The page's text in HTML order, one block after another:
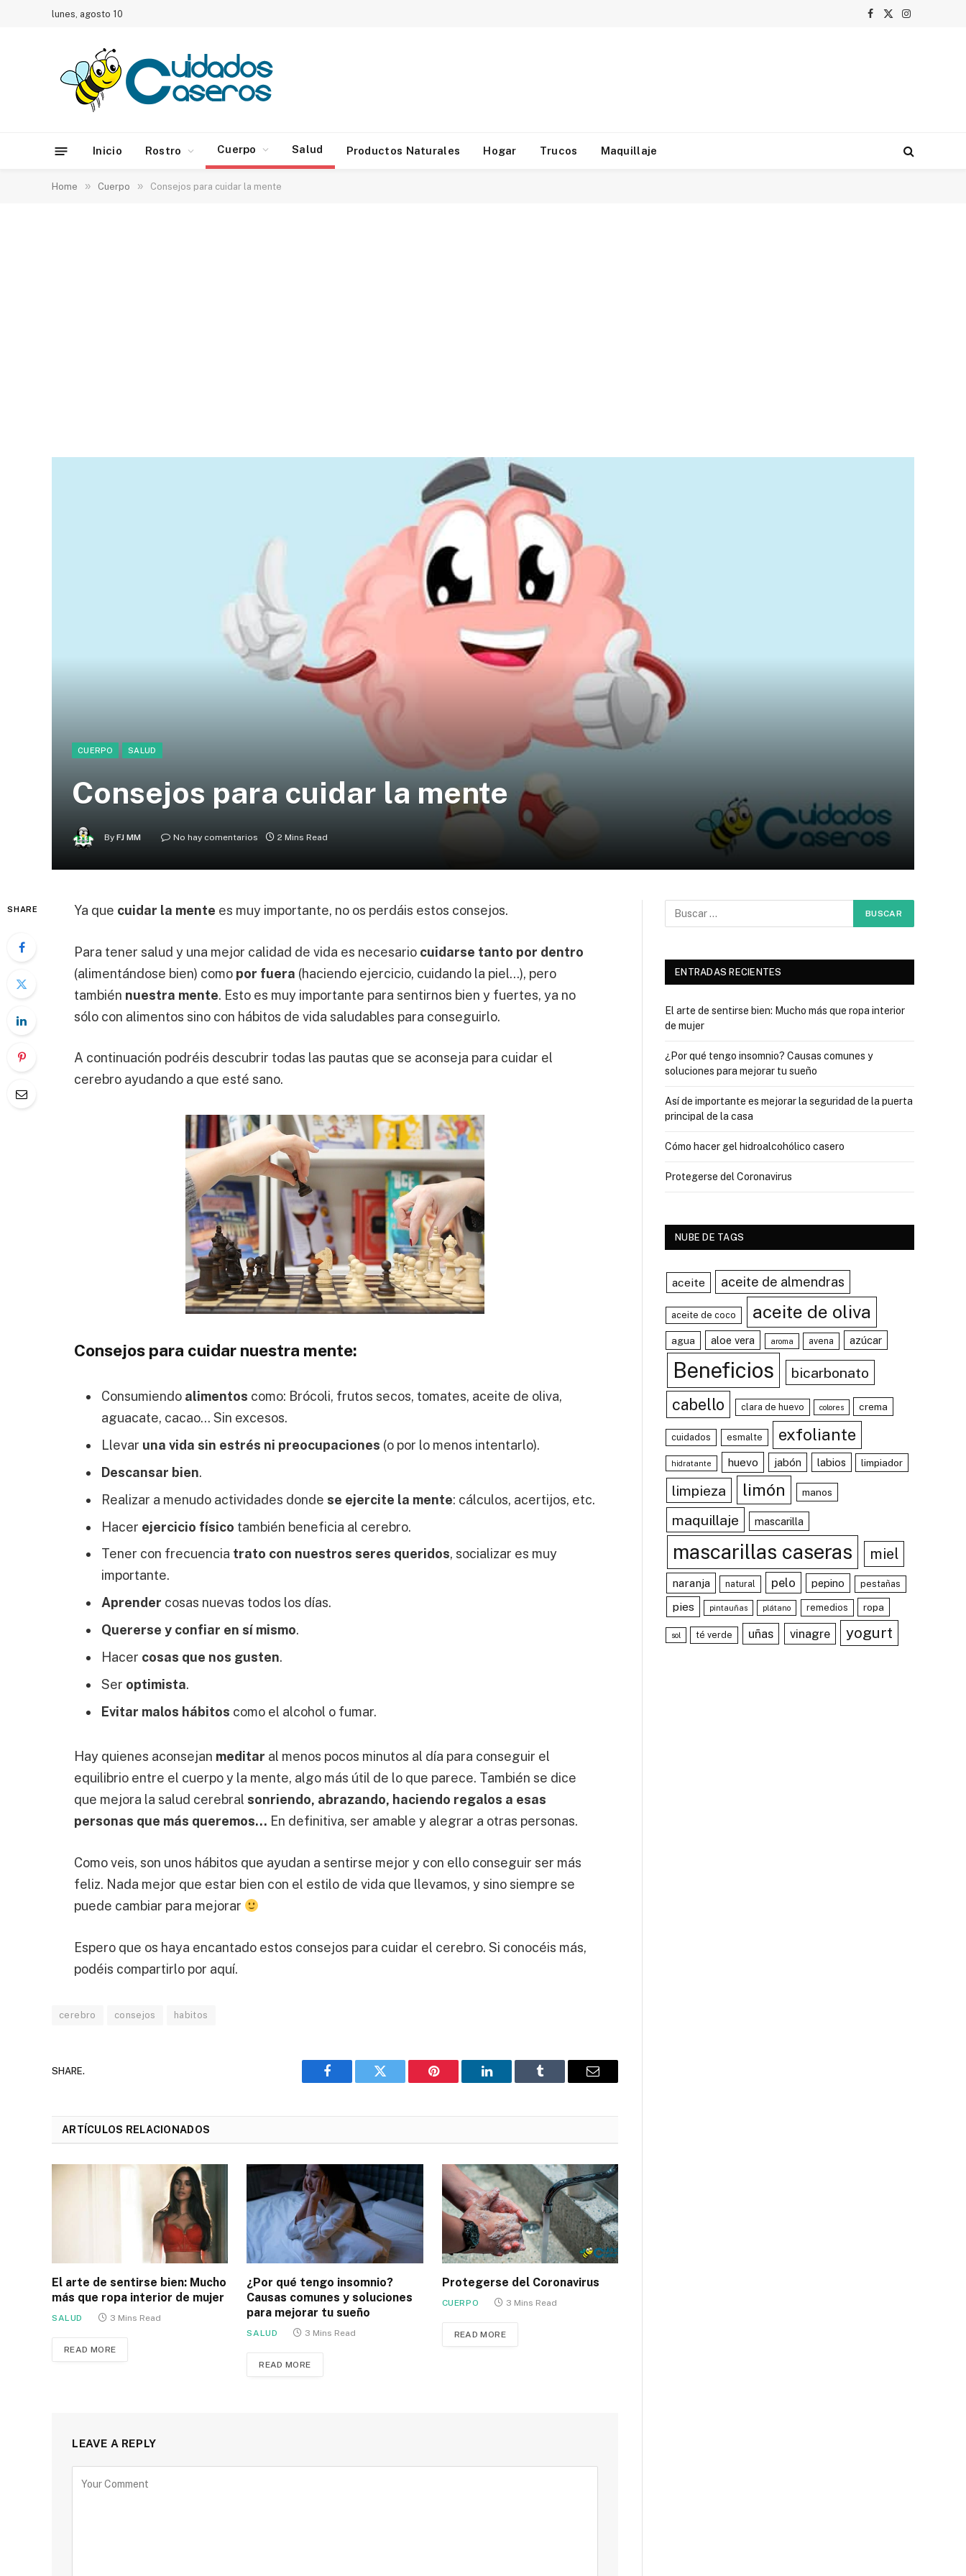
lunes, agosto 10
Facebook
X
Instagram
Inicio Rostro Cuerpo Salud Productos Naturales Hogar Trucos Maquillaje
Home » Cuerpo » Consejos para cuidar la mente
CUERPO SALUD
Consejos para cuidar la mente
By FJ MM No hay comentarios 2 Mins Read
SHARE Ya que cuidar la mente es muy importante, no os perdáis estos consejos.
Para tener salud y una mejor calidad de vida es necesario cuidarse tanto por dentro
(alimentándose bien) como por fuera (haciendo ejercicio, cuidando la piel…), pero
también nuestra mente. Esto es muy importante para sentirnos bien y fuertes, ya no
sólo con alimentos sino con hábitos de vida saludables para conseguirlo.
A continuación podréis descubrir todas las pautas que se aconseja para cuidar el
cerebro ayudando a que esté sano.
Consejos para cuidar nuestra mente:
Consumiendo alimentos como: Brócoli, frutos secos, tomates, aceite de oliva,
aguacate, cacao… Sin excesos.
Llevar una vida sin estrés ni preocupaciones (o por lo menos intentarlo).
Descansar bien.
Realizar a menudo actividades donde se ejercite la mente: cálculos, acertijos, etc.
Hacer ejercicio físico también beneficia al cerebro.
Tener con frecuencia trato con nuestros seres queridos, socializar es muy
importante.
Aprender cosas nuevas todos los días.
Quererse y confiar en sí mismo.
Hacer cosas que nos gusten.
Ser optimista.
Evitar malos hábitos como el alcohol o fumar.
Hay quienes aconsejan meditar al menos pocos minutos al día para conseguir el
equilibrio entre el cuerpo y la mente, algo más útil de lo que parece. También se dice
que mejora la salud cerebral sonriendo, abrazando, haciendo regalos a esas
personas que más queremos… En definitiva, ser amable y alegrar a otras personas.
Como veis, son unos hábitos que ayudan a sentirse mejor y con ello conseguir ser más
feliz. Nada mejor que estar bien con el estilo de vida que llevamos, y sino siempre se
puede cambiar para mejorar
Espero que os haya encantado estos consejos para cuidar el cerebro. Si conocéis más,
podéis compartirlo por aquí.
cerebro consejos habitos
SHARE.
Facebook Twitter Pinterest LinkedIn Tumblr Email
ARTÍCULOS RELACIONADOS
El arte de sentirse bien: Mucho
más que ropa interior de mujer
SALUD 3 Mins Read
READ MORE
¿Por qué tengo insomnio?
Causas comunes y soluciones
para mejorar tu sueño
SALUD 3 Mins Read
READ MORE
Protegerse del Coronavirus
CUERPO 3 Mins Read
READ MORE
LEAVE A REPLY
ENTRADAS RECIENTES
El arte de sentirse bien: Mucho más que ropa interior
de mujer
¿Por qué tengo insomnio? Causas comunes y
soluciones para mejorar tu sueño
Así de importante es mejorar la seguridad de la puerta
principal de la casa
Cómo hacer gel hidroalcohólico casero
Protegerse del Coronavirus
NUBE DE TAGS
aceite aceite de almendras
aceite de coco aceite de oliva
agua aloe vera aroma avena azúcar
Beneficios bicarbonato
cabello clara de huevo colores crema
cuidados esmalte exfoliante
hidratante huevo jabón labios limpiador
limpieza limón manos
maquillaje mascarilla
mascarillas caseras miel
naranja natural pelo pepino pestañas
pies pintauñas plátano remedios ropa
sol té verde uñas vinagre yogurt